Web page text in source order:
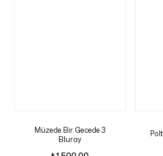
Müzede Bir Gecede 3
Bluray